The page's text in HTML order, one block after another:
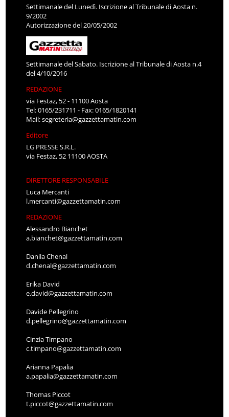
Settimanale del Lunedì. Iscrizione al Tribunale di Aosta n.
9/2002
Autorizzazione del 20/05/2002
Settimanale del Sabato. Iscrizione al Tribunale di Aosta n.4
del 4/10/2016
REDAZIONE
via Festaz, 52 - 11100 Aosta
Tel: 0165/231711 - Fax: 0165/1820141
Mail:segreteria@gazzettamatin.com
Editore
LG PRESSE S.R.L.
via Festaz, 52 11100 AOSTA
DIRETTORE RESPONSABILE
Luca Mercanti
l.mercanti@gazzettamatin.com
REDAZIONE
Alessandro Bianchet
a.bianchet@gazzettamatin.com
Danila Chenal
d.chenal@gazzettamatin.com
Erika David
e.david@gazzettamatin.com
Davide Pellegrino
d.pellegrino@gazzettamatin.com
Cinzia Timpano
c.timpano@gazzettamatin.com
Arianna Papalia
a.papalia@gazzettamatin.com
Thomas Piccot
t.piccot@gazzettamatin.com